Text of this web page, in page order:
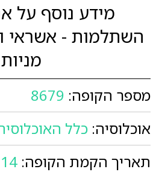
מידע נוסף על
מניות
מספר הקופה: 8679
אוכלוסיה: כלל
תאריך הקמת הקופה: